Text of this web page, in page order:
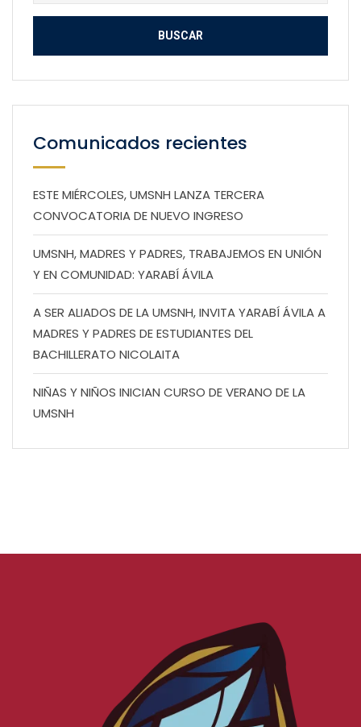
Comunicados recientes
ESTE MIÉRCOLES, UMSNH LANZA TERCERA
CONVOCATORIA DE NUEVO INGRESO
UMSNH, MADRES Y PADRES, TRABAJEMOS EN UNIÓN
Y EN COMUNIDAD: YARABÍ ÁVILA
A SER ALIADOS DE LA UMSNH, INVITA YARABÍ ÁVILA A
MADRES Y PADRES DE ESTUDIANTES DEL
BACHILLERATO NICOLAITA
NIÑAS Y NIÑOS INICIAN CURSO DE VERANO DE LA
UMSNH